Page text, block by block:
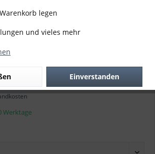
Werktage
legen
und vieles mehr
Einverstanden